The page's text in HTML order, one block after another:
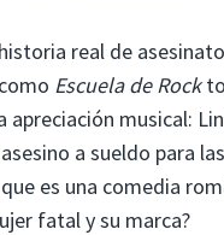
real de
Escuela de Rock
musical:
a sueldo para
es una comedia
fatal y su marca?